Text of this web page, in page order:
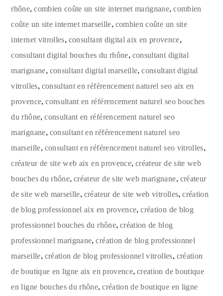
rhône,combien coûte un site internet marignane,combien
coûte un site internet marseille, combien coûte un site
internet vitrolles, consultant digital aix en provence,
consultant digital bouches du rhône, consultant digital
marignane, consultant digital marseille,consultant digital
vitrolles, consultant en référencement naturel seo aix en
provence,consultant en référencement naturel seo bouches
du rhône,consultant en référencement naturel seo
marignane, consultant en référencement naturel seo
marseille, consultant en référencement naturel seo vitrolles,
créateur de site web aix en provence,créateur de site web
bouches du rhône,créateur de site web marignane, créateur
de site web marseille, créateur de site web vitrolles,création
de blog professionnel aix en provence,création de blog
professionnel bouches du rhône, création de blog
professionnel marignane,création de blog professionnel
marseille, création de blog professionnel vitrolles, création
de boutique en ligne aix en provence,creation de boutique
en ligne bouches du rhône,création de boutique en ligne